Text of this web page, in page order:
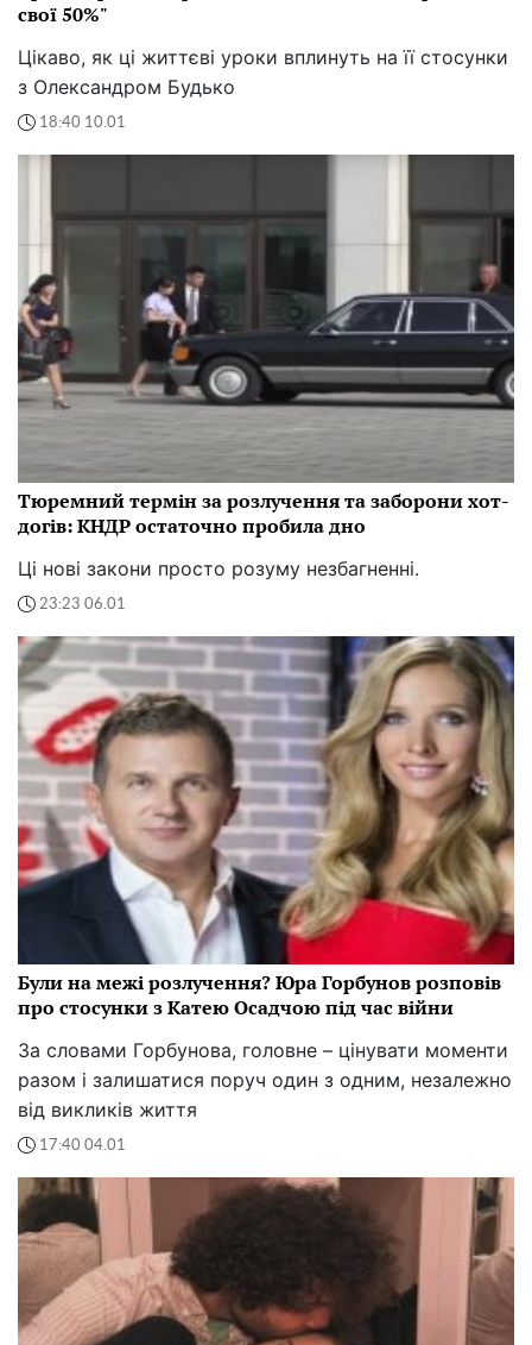
свої 50%"
Цікаво, як ці життєві уроки вплинуть на її стосунки
з Олександром Будько
18:40 10.01
Тюремний термін за розлучення та заборони хот-
догів: КНДР остаточно пробила дно
Ці нові закони просто розуму незбагненні.
23:23 06.01
Були на межі розлучення? Юра Горбунов розповів
про стосунки з Катею Осадчою під час війни
За словами Горбунова, головне – цінувати моменти
разом і залишатися поруч один з одним, незалежно
від викликів життя
17:40 04.01